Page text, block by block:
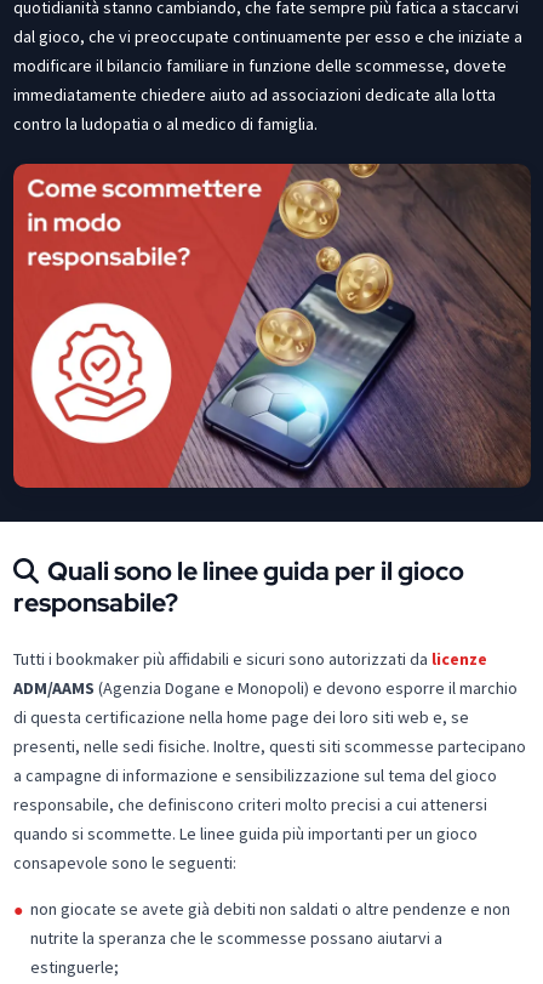
quotidianità stanno cambiando, che fate sempre più fatica a staccarvi
dal gioco, che vi preoccupate continuamente per esso e che iniziate a
modificare il bilancio familiare in funzione delle scommesse, dovete
immediatamente chiedere aiuto ad associazioni dedicate alla lotta
contro la ludopatia o al medico di famiglia.
Quali sono le linee guida per il gioco
responsabile?
Tutti i bookmaker più affidabili e sicuri sono autorizzati da licenze
ADM/AAMS (Agenzia Dogane e Monopoli) e devono esporre il marchio
di questa certificazione nella home page dei loro siti web e, se
presenti, nelle sedi fisiche. Inoltre, questi siti scommesse partecipano
a campagne di informazione e sensibilizzazione sul tema del gioco
responsabile, che definiscono criteri molto precisi a cui attenersi
quando si scommette. Le linee guida più importanti per un gioco
consapevole sono le seguenti:
non giocate se avete già debiti non saldati o altre pendenze e non
nutrite la speranza che le scommesse possano aiutarvi a
estinguerle;